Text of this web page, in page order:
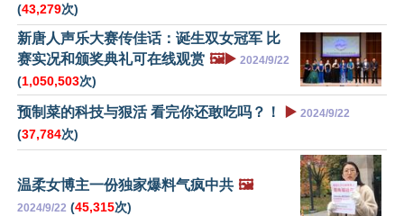
(43,279次)
新唐人声乐大赛传佳话：诞生双女冠军 比
赛实况和颁奖典礼可在线观赏 🖼️▶️ 2024/9/22
(1,050,503次)
预制菜的科技与狠活 看完你还敢吃吗？！ ▶️ 2024/9/22
(37,784次)
温柔女博主一份独家爆料气疯中共 🖼️
2024/9/22 (45,315次)